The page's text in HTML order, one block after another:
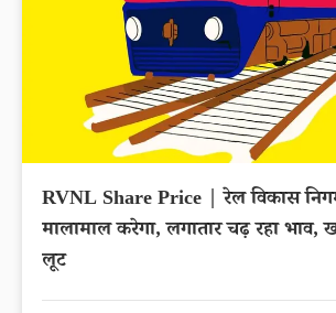
RVNL Share Price | रेल विकास
मालामाल करेगा, लगातार चढ़ रहा भाव,
लूट